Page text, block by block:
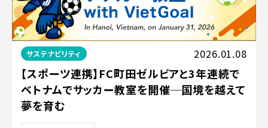
サステナビリティ 2026.01.08
【スポーツ連携】FC町田ゼルビアと3年連続で
ベトナムでサッカー教室を開催─国境を越えて
夢を育む